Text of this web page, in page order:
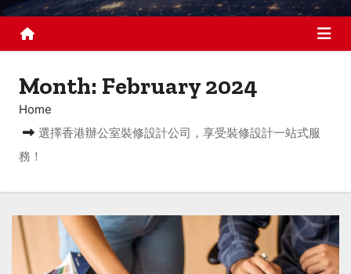
n
Month: February 2024
Home
選擇香港辦公室裝修設計公司，享受裝修設計一站式服
務！